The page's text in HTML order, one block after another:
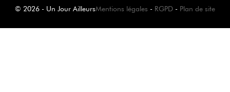
© 2026 - Un Jour AilleursMentions légales - RGPD - Plan de site